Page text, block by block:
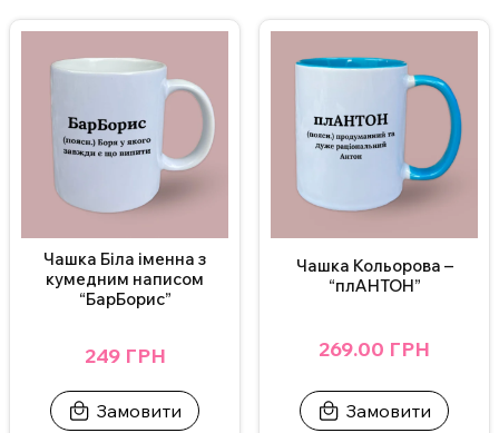
Чашка Біла іменна з
кумедним написом
“БарБорис”
249 ГРН
Замовити
Чашка Кольорова –
“плАНТОН”
269.00 ГРН
Замовити